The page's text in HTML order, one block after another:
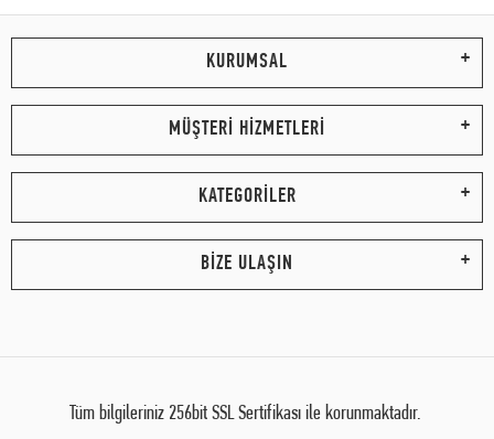
KURUMSAL
MÜŞTERİ HİZMETLERİ
KATEGORİLER
BİZE ULAŞIN
Tüm bilgileriniz 256bit SSL Sertifikası ile korunmaktadır.